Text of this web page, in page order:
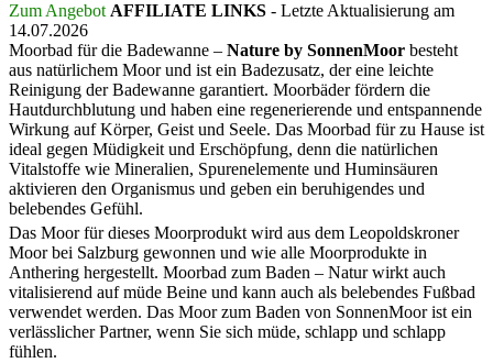
Zum Angebot AFFILIATE LINKS - Letzte Aktualisierung am
14.07.2026
Moorbad für die Badewanne – Nature by SonnenMoor besteht
aus natürlichem Moor und ist ein Badezusatz, der eine leichte
Reinigung der Badewanne garantiert. Moorbäder fördern die
Hautdurchblutung und haben eine regenerierende und entspannende
Wirkung auf Körper, Geist und Seele. Das Moorbad für zu Hause ist
ideal gegen Müdigkeit und Erschöpfung, denn die natürlichen
Vitalstoffe wie Mineralien, Spurenelemente und Huminsäuren
aktivieren den Organismus und geben ein beruhigendes und
belebendes Gefühl.
Das Moor für dieses Moorprodukt wird aus dem Leopoldskroner
Moor bei Salzburg gewonnen und wie alle Moorprodukte in
Anthering hergestellt. Moorbad zum Baden – Natur wirkt auch
vitalisierend auf müde Beine und kann auch als belebendes Fußbad
verwendet werden. Das Moor zum Baden von SonnenMoor ist ein
verlässlicher Partner, wenn Sie sich müde, schlapp und schlapp
fühlen.